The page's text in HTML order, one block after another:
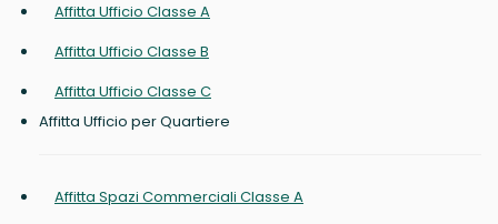
Affitta Ufficio Classe A
Affitta Ufficio Classe B
Affitta Ufficio Classe C
Affitta Ufficio per Quartiere
Affitta Spazi Commerciali Classe A